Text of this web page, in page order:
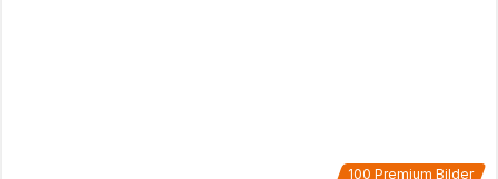
100 Premium Bilder